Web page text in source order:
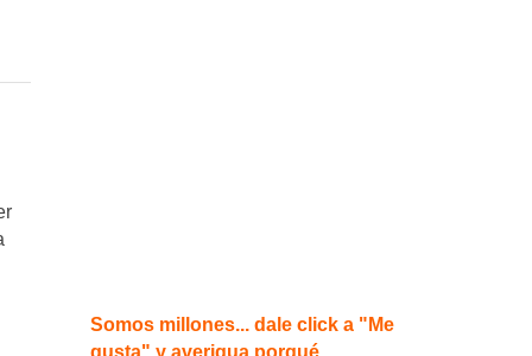
Somos millones... dale click a "Me
gusta" y averigua porqué